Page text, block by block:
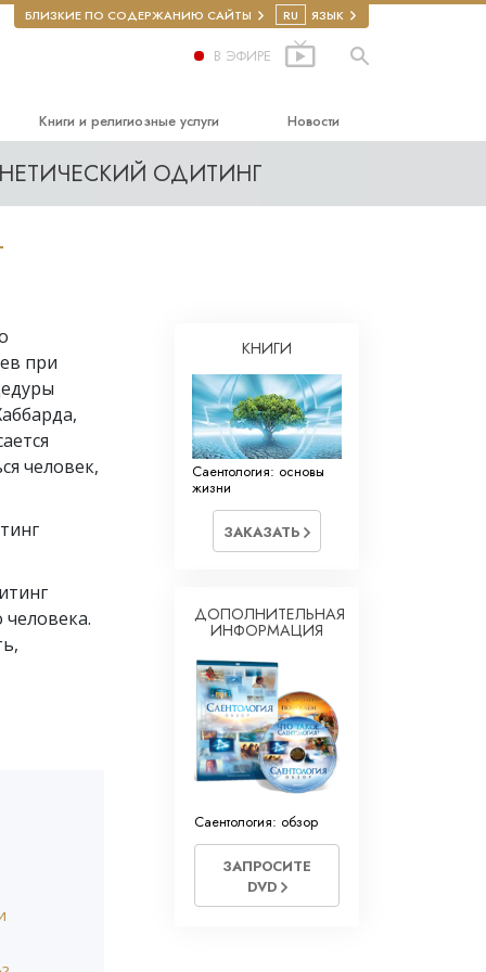
БЛИЗКИЕ ПО СОДЕРЖАНИЮ САЙТЫ RU ЯЗЫК
В ЭФИРЕ
человека
по правам
Книги и религиозные услуги
книги
лекции
религиозные услуги
Новости
ОДИТИНГ
при
человек,
человека.
КНИГИ
Саентология: основы
жизни
ЗАКАЗАТЬ
ДОПОЛНИТЕЛЬНАЯ
ИНФОРМАЦИЯ
Саентология: обзор
ЗАПРОСИТЕ
DVD